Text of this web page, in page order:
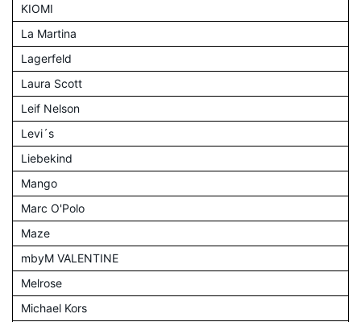
KIOMI
La Martina
Lagerfeld
Laura Scott
Leif Nelson
Levi´s
Liebekind
Mango
Marc O'Polo
Maze
mbyM VALENTINE
Melrose
Michael Kors